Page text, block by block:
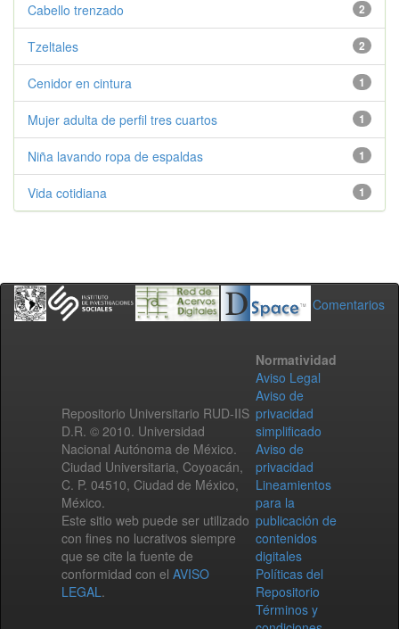
2
Cabello trenzado
2
Tzeltales
1
Cenidor en cintura
1
Mujer adulta de perfil tres cuartos
1
Niña lavando ropa de espaldas
1
Vida cotidiana
Comentarios
Repositorio Universitario RUD-IIS
D.R. © 2010. Universidad
Nacional Autónoma de México.
Ciudad Universitaria, Coyoacán,
C. P. 04510, Ciudad de México,
México.
Este sitio web puede ser utilizado
con fines no lucrativos siempre
que se cite la fuente de
conformidad con el AVISO
LEGAL.
Normatividad
Aviso Legal
Aviso de
privacidad
simplificado
Aviso de
privacidad
Lineamientos
para la
publicación de
contenidos
digitales
Políticas del
Repositorio
Términos y